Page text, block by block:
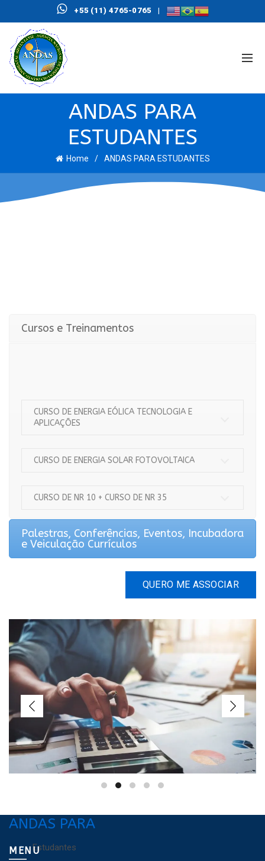
+55 (11) 4765-0765 |
ANDAS PARA
ESTUDANTES
Home ANDAS PARA ESTUDANTES
Cursos e Treinamentos
CURSO DE ENERGIA EÓLICA TECNOLOGIA E
APLICAÇÕES
CURSO DE ENERGIA SOLAR FOTOVOLTAICA
CURSO DE NR 10 + CURSO DE NR 35
Palestras, Conferências, Eventos, Incubadora
e Veiculação Currículos
QUERO ME ASSOCIAR
ANDAS PARA
Estudantes
MENU